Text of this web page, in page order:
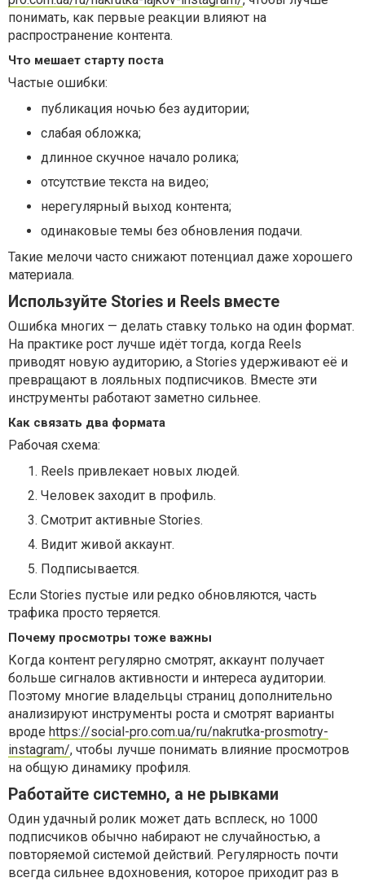
понимать, как первые реакции влияют на
распространение контента.
Что мешает старту поста
Частые ошибки:
публикация ночью без аудитории;
слабая обложка;
длинное скучное начало ролика;
отсутствие текста на видео;
нерегулярный выход контента;
одинаковые темы без обновления подачи.
Такие мелочи часто снижают потенциал даже хорошего
материала.
Используйте Stories и Reels вместе
Ошибка многих — делать ставку только на один формат.
На практике рост лучше идёт тогда, когда Reels
приводят новую аудиторию, а Stories удерживают её и
превращают в лояльных подписчиков. Вместе эти
инструменты работают заметно сильнее.
Как связать два формата
Рабочая схема:
Reels привлекает новых людей.
Человек заходит в профиль.
Смотрит активные Stories.
Видит живой аккаунт.
Подписывается.
Если Stories пустые или редко обновляются, часть
трафика просто теряется.
Почему просмотры тоже важны
Когда контент регулярно смотрят, аккаунт получает
больше сигналов активности и интереса аудитории.
Поэтому многие владельцы страниц дополнительно
анализируют инструменты роста и смотрят варианты
вроде https://social-pro.com.ua/ru/nakrutka-prosmotry-
instagram/, чтобы лучше понимать влияние просмотров
на общую динамику профиля.
Работайте системно, а не рывками
Один удачный ролик может дать всплеск, но 1000
подписчиков обычно набирают не случайностью, а
повторяемой системой действий. Регулярность почти
всегда сильнее вдохновения, которое приходит раз в